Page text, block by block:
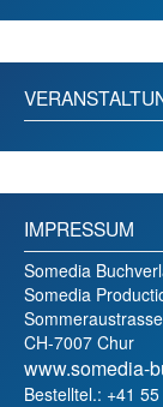
IMPRESSUM
Somedia
Somedia
CH-7007 Chur
www.somedia-
Bestelltel.: +41